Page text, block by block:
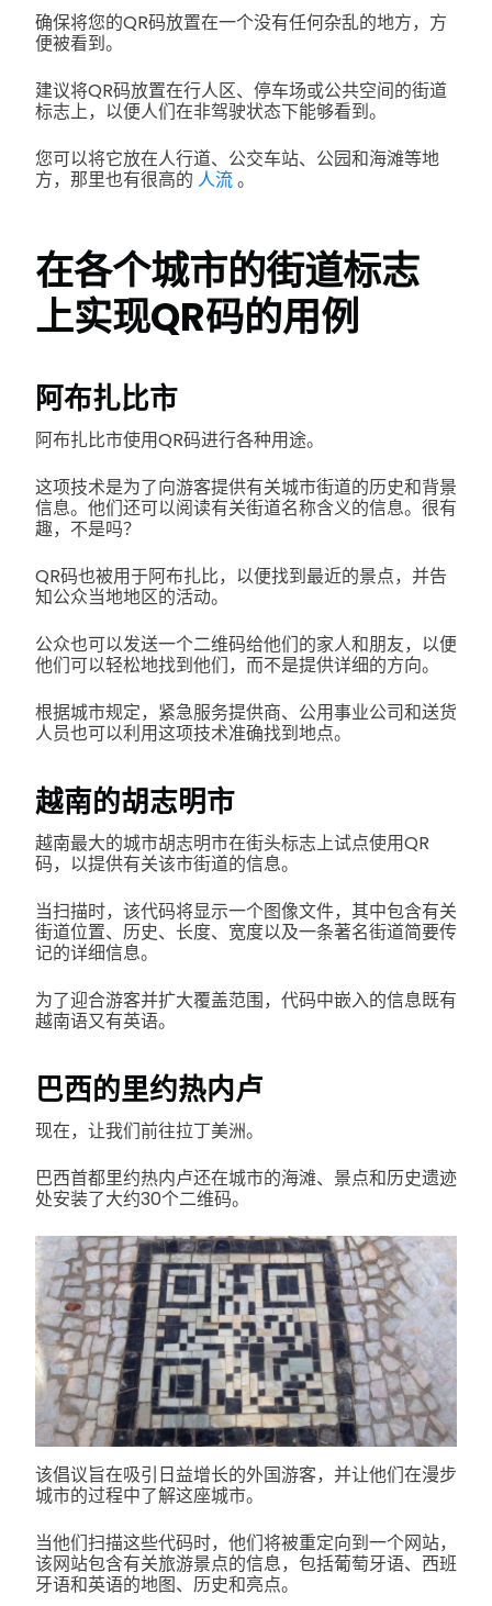
确保将您的QR码放置在一个没有任何杂乱的地方，方
便被看到。
建议将QR码放置在行人区、停车场或公共空间的街道
标志上，以便人们在非驾驶状态下能够看到。
您可以将它放在人行道、公交车站、公园和海滩等地
方，那里也有很高的 人流。
在各个城市的街道标志
上实现QR码的用例
阿布扎比市
阿布扎比市使用QR码进行各种用途。
这项技术是为了向游客提供有关城市街道的历史和背景
信息。他们还可以阅读有关街道名称含义的信息。很有
趣，不是吗？
QR码也被用于阿布扎比，以便找到最近的景点，并告
知公众当地地区的活动。
公众也可以发送一个二维码给他们的家人和朋友，以便
他们可以轻松地找到他们，而不是提供详细的方向。
根据城市规定，紧急服务提供商、公用事业公司和送货
人员也可以利用这项技术准确找到地点。
越南的胡志明市
越南最大的城市胡志明市在街头标志上试点使用QR
码，以提供有关该市街道的信息。
当扫描时，该代码将显示一个图像文件，其中包含有关
街道位置、历史、长度、宽度以及一条著名街道简要传
记的详细信息。
为了迎合游客并扩大覆盖范围，代码中嵌入的信息既有
越南语又有英语。
巴西的里约热内卢
现在，让我们前往拉丁美洲。
巴西首都里约热内卢还在城市的海滩、景点和历史遗迹
处安装了大约30个二维码。
该倡议旨在吸引日益增长的外国游客，并让他们在漫步
城市的过程中了解这座城市。
当他们扫描这些代码时，他们将被重定向到一个网站，
该网站包含有关旅游景点的信息，包括葡萄牙语、西班
牙语和英语的地图、历史和亮点。